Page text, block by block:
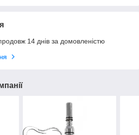
14 днів за домовленістю